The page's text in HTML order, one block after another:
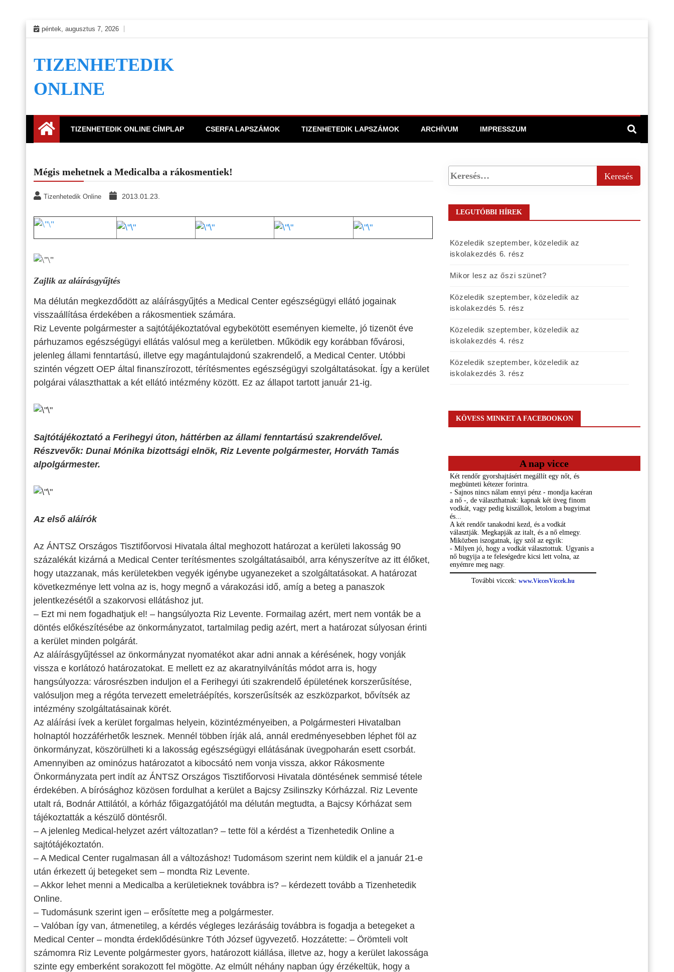
Skip
to
péntek, augusztus 7, 2026
TIZENHETEDIK
ONLINE
TIZENHETEDIK ONLINE CÍMPLAP CSERFA LAPSZÁMOK TIZENHETEDIK LAPSZÁMOK ARCHÍVUM IMPRESSZUM
Mégis mehetnek a Medicalba a rákosmentiek!
Tizenhetedik Online 2013.01.23.
Zajlik az aláírásgyűjtés
Ma délután megkezdődött az aláírásgyűjtés a Medical Center egészségügyi ellátó jogainak
visszaállítása érdekében a rákosmentiek számára.
Riz Levente polgármester a sajtótájékoztatóval egybekötött eseményen kiemelte, jó tizenöt éve
párhuzamos egészségügyi ellátás valósul meg a kerületben. Működik egy korábban fővárosi,
jelenleg állami fenntartású, illetve egy magántulajdonú szakrendelő, a Medical Center. Utóbbi
szintén végzett OEP által finanszírozott, térítésmentes egészségügyi szolgáltatásokat. Így a kerület
polgárai választhattak a két ellátó intézmény között. Ez az állapot tartott január 21-ig.
Sajtótájékoztató a Ferihegyi úton, háttérben az állami fenntartású szakrendelővel.
Részvevők: Dunai Mónika bizottsági elnök, Riz Levente polgármester, Horváth Tamás
alpolgármester.
Az első aláírók
Az ÁNTSZ Országos Tisztifőorvosi Hivatala által meghozott határozat a kerületi lakosság 90
százalékát kizárná a Medical Center terítésmentes szolgáltatásaiból, arra kényszerítve az itt élőket,
hogy utazzanak, más kerületekben vegyék igénybe ugyanezeket a szolgáltatásokat. A határozat
következménye lett volna az is, hogy megnő a várakozási idő, amíg a beteg a panaszok
jelentkezésétől a szakorvosi ellátáshoz jut.
– Ezt mi nem fogadhatjuk el! – hangsúlyozta Riz Levente. Formailag azért, mert nem vonták be a
döntés előkészítésébe az önkormányzatot, tartalmilag pedig azért, mert a határozat súlyosan érinti
a kerület minden polgárát.
Az aláírásgyűjtéssel az önkormányzat nyomatékot akar adni annak a kérésének, hogy vonják
vissza e korlátozó határozatokat. E mellett ez az akaratnyilvánítás módot arra is, hogy
hangsúlyozza: városrészben induljon el a Ferihegyi úti szakrendelő épületének korszerűsítése,
valósuljon meg a régóta tervezett emeletráépítés, korszerűsítsék az eszközparkot, bővítsék az
intézmény szolgáltatásainak körét.
Az aláírási ívek a kerület forgalmas helyein, közintézményeiben, a Polgármesteri Hivatalban
holnaptól hozzáférhetők lesznek. Mennél többen írják alá, annál eredményesebben léphet föl az
önkormányzat, köszörülheti ki a lakosság egészségügyi ellátásának üvegpoharán esett csorbát.
Amennyiben az ominózus határozatot a kibocsátó nem vonja vissza, akkor Rákosmente
Önkormányzata pert indít az ÁNTSZ Országos Tisztifőorvosi Hivatala döntésének semmisé tétele
érdekében. A bírósághoz közösen fordulhat a kerület a Bajcsy Zsilinszky Kórházzal. Riz Levente
utalt rá, Bodnár Attilától, a kórház főigazgatójától ma délután megtudta, a Bajcsy Kórházat sem
tájékoztatták a készülő döntésről.
– A jelenleg Medical-helyzet azért változatlan? – tette föl a kérdést a Tizenhetedik Online a
sajtótájékoztatón.
– A Medical Center rugalmasan áll a változáshoz! Tudomásom szerint nem küldik el a január 21-e
után érkezett új betegeket sem – mondta Riz Levente.
– Akkor lehet menni a Medicalba a kerületieknek továbbra is? – kérdezett tovább a Tizenhetedik
Online.
– Tudomásunk szerint igen – erősítette meg a polgármester.
– Valóban így van, átmenetileg, a kérdés végleges lezárásáig továbbra is fogadja a betegeket a
Medical Center – mondta érdeklődésünkre Tóth József ügyvezető. Hozzátette: – Örömteli volt
számomra Riz Levente polgármester gyors, határozott kiállása, illetve az, hogy a kerület lakossága
szinte egy emberként sorakozott fel mögötte. Az elmúlt néhány napban úgy érzékeltük, hogy a
LEGUTÓBBI HÍREK
Közeledik szeptember, közeledik az
iskolakezdés 6. rész
Mikor lesz az őszi szünet?
Közeledik szeptember, közeledik az
iskolakezdés 5. rész
Közeledik szeptember, közeledik az
iskolakezdés 4. rész
Közeledik szeptember, közeledik az
iskolakezdés 3. rész
KÖVESS MINKET A FACEBOOKON
A nap vicce